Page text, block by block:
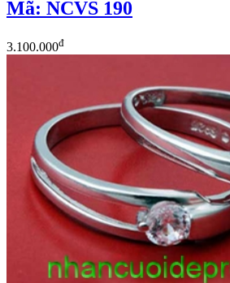
Mã: NCVS 190
3.100.000đ